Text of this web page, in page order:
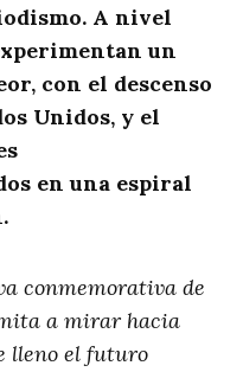
A nivel
un
con el descenso
Unidos, y el
en una espiral
conmemorativa de
a mirar hacia
lleno el futuro